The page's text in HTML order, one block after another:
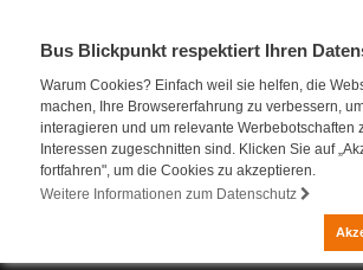
Bus Blickpunkt respektiert Ihren
Warum Cookies? Einfach weil sie helfen, die
machen, Ihre Browsererfahrung zu verbessern,
interagieren und um relevante Werbebotschaften
Interessen zugeschnitten sind. Klicken Sie auf
fortfahren", um die Cookies zu akzeptieren.
Weitere Informationen zum Datenschutz